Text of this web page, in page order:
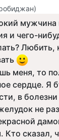
мужчина
и чего-
Любить,
меня, то
сердце. Я
в
не
сказал,